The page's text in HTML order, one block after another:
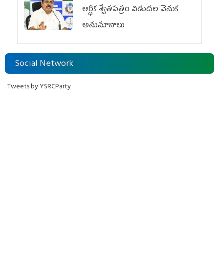
ఆర్థిక శ్వేతపత్రం విడుదల వెనుక
అనుమానాలు
Social Network
Tweets by YSRCParty